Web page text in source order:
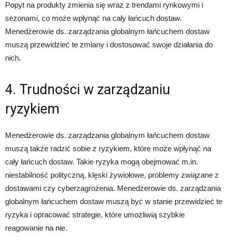
Popyt na produkty zmienia się wraz z trendami rynkowymi i
sezonami, co może wpłynąć na cały łańcuch dostaw.
Menedżerowie ds. zarządzania globalnym łańcuchem dostaw
muszą przewidzieć te zmiany i dostosować swoje działania do
nich.
4. Trudności w zarządzaniu
ryzykiem
Menedżerowie ds. zarządzania globalnym łańcuchem dostaw
muszą także radzić sobie z ryzykiem, które może wpłynąć na
cały łańcuch dostaw. Takie ryzyka mogą obejmować m.in.
niestabilność polityczną, klęski żywiołowe, problemy związane z
dostawami czy cyberzagrożenia. Menedżerowie ds. zarządzania
globalnym łańcuchem dostaw muszą być w stanie przewidzieć te
ryzyka i opracować strategie, które umożliwią szybkie
reagowanie na nie.